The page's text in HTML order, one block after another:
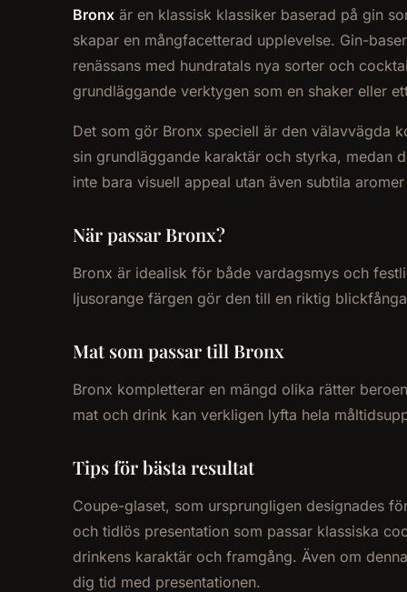
Bronx är en klassisk klassiker baserad på gin
skapar en mångfacetterad upplevelse. Gin-
renässans med hundratals nya sorter och
grundläggande verktygen som en shaker eller
Det som gör Bronx speciell är den välavvägda
sin grundläggande karaktär och styrka, medan
inte bara visuell appeal utan även subtila
När passar Bronx?
Bronx är idealisk för både vardagsmys och
ljusorange färgen gör den till en riktig
Mat som passar till Bronx
Bronx kompletterar en mängd olika rätter
mat och drink kan verkligen lyfta hela
Tips för bästa resultat
Coupe-glaset, som ursprungligen designades
och tidlös presentation som passar klassiska
drinkens karaktär och framgång. Även om
dig tid med presentationen.